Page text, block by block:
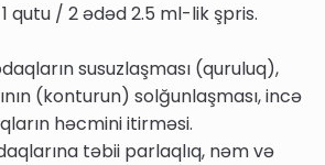
1 qutu / 2 ədəd 2.5 ml-lik şpris.
susuzlaşması (quruluq),
(konturun) solğunlaşması, incə
həcmini itirməsi.
təbii parlaqlıq, nəm və